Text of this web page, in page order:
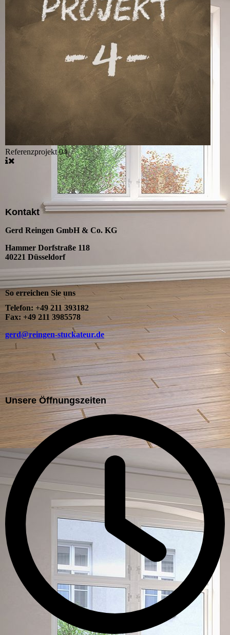
Referenzprojekt 04
Kontakt
Gerd Reingen GmbH & Co. KG
Hammer Dorfstraße 118
40221 Düsseldorf
So erreichen Sie uns
Telefon: +49 211 393182
Fax: +49 211 3985578
gerd@reingen-stuckateur.de
Unsere Öffnungszeiten